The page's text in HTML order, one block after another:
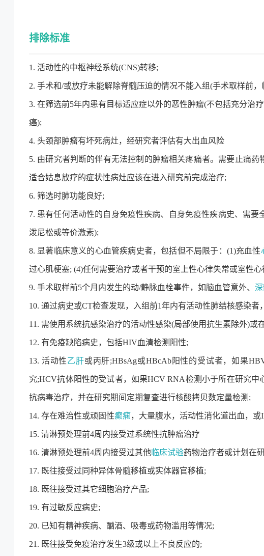
排除标准
1. 活动性的中枢神经系统(CNS)转移;
2. 手术和/或放疗未能解除脊髓压迫的情况不能入组(手术取样前
3. 在筛选前5年内患有目标适应症以外的恶性肿瘤(不包括充分治
癌);
4. 头颈部肿瘤有坏死病灶，经研究者评估有大出血风险
5. 由研究者判断的伴有无法控制的肿瘤相关疼痛者。需要止痛
适合姑息放疗的症状性病灶应该在进入研究前完成治疗;
6. 筛选时肺功能良好;
7. 患有任何活动性的自身免疫性疾病、自身免疫性疾病史、需
泼尼松或等价激素);
8. 显著临床意义的心血管疾病史者，包括但不局限于：(1)充血性
过心肌梗塞; (4)任何需要治疗或者干预的室上性心律失常或室性心
9. 手术取样前5个月内发生的动/静脉血栓事件，如脑血管意外、
10. 通过病史或CT检查发现，入组前1年内有活动性肺结核感染
11. 需使用系统抗感染治疗的活动性感染(局部使用抗生素除外)
12. 有免疫缺陷病史，包括HIV血清检测阳性;
13. 活动性乙肝或丙肝;HBsAg或HBcAb阳性的受试者，如果
究;HCV抗体阳性的受试者，如果HCV RNA检测小于所在研究
抗病毒治疗，并在研究期间定期复查进行核酸拷贝数定量检测;
14. 存在难治性或顽固性癫痫，大量腹水，活动性消化道出血，
15. 清淋预处理前4周内接受过系统性抗肿瘤治疗
16. 清淋预处理前4周内接受过其他 临床试验药物治疗者或计划在
17. 既往接受过同种异体骨髓移植或实体器官移植;
18. 既往接受过其它细胞治疗产品;
19. 有过敏反应病史;
20. 已知有精神疾病、酗酒、吸毒或药物滥用等情况;
21. 既往接受免疫治疗发生3级或以上不良反应的;